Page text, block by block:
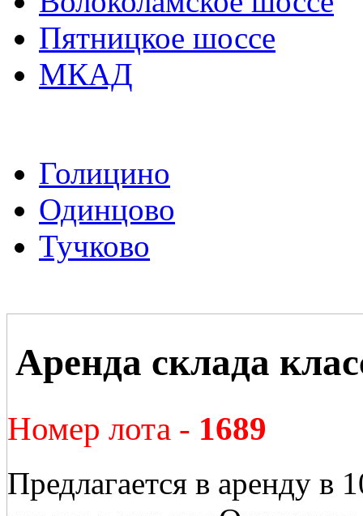
Пятницкое шоссе
МКАД
Голицино
Одинцово
Тучково
Аренда склада
Номер лота - 1689
Предлагается в аренду